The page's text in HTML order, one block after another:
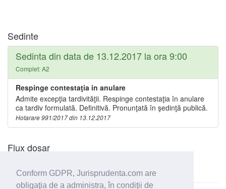
Conform GDPR, Jurisprudenta.com are
obligaţia de a administra, în condiţii de
Sedinte
Sedinta din data de 13.12.2017 la ora 9:00
Complet: A2
Respinge contestaţia in anulare
Admite excepţia tardivităţii. Respinge contestaţia în anulare
ca tardiv formulată. Definitivă. Pronunţată în şedinţă publică.
Hotarare 991/2017 din 13.12.2017
Flux dosar